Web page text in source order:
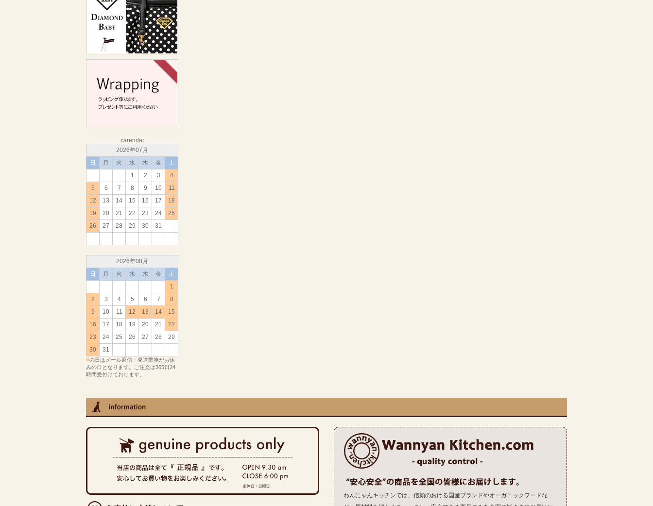
carendar
2026年07月
日
月 火 水 木 金
土
1
2 3
4
5
6 7 8 9 10
11
12
13 14 15 16 17
18
19
20 21 22 23 24
25
26
27 28 29 30 31
2026年08月
日
月 火 水 木 金
土
1
2
3 4 5 6 7
8
9
10 11 12 13 14
15
16
17 18 19 20 21
22
23
24 25 26 27 28
29
30
31
■の日はメール返信・発送業務がお休
みの日となります。ご注文は365日24
時間受付けております。
わんにゃんキッチンでは、信頼のおける国産ブランドやオーガニックフードな